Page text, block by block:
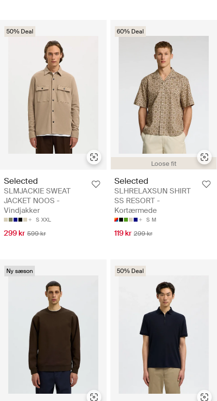
50% Deal
Selected
SLMJACKIE SWEAT
JACKET NOOS -
Vindjakker
S XXL
299 kr 599 kr
Loose fit
60% Deal
Selected
SLHRELAXSUN SHIRT
SS RESORT -
Kortærmede
S M
119 kr 299 kr
Ny sæson 50% Deal